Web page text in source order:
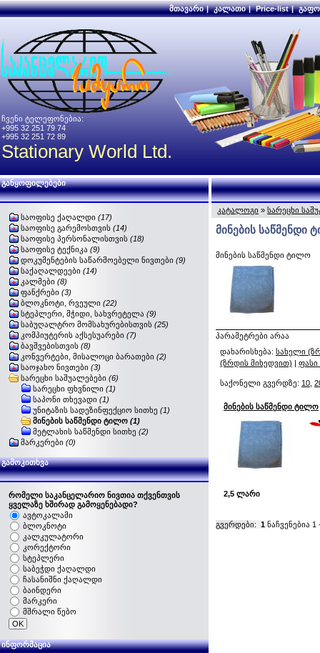
მთავარი | კალათი | Price-list |
ჩვენი ტელეფონებია:
+995 32 251 79 74
+995 32 251 72 89
Stationary World Ltd.
განყოფილებები
საოფისე ქაღალდი (17)
საოფისე გარემოსთვის (14)
საოფისე პერსონალისთვის (18)
საოფისე ტექნიკა (9)
დოკუმენტების საწარმოებელი ნივთები (9)
საქაღალდეები (14)
კალმები (8)
ფანქრები (3)
ბლოკნოტი, რვეული (22)
სტეპლერი, მჭიდი, სახვრეტელა (9)
საბუღალტრო მომსახურებისთვის (25)
კომპიუტერის აქსესუარები (7)
ბავშვებისთვის (8)
კონვერტები, მისალოცი ბარათები (2)
საოჯახო ნივთები (3)
სარეცხი საშუალებები (6)
სარეცხი ფხვნილი (1)
საპონი თხევადი (1)
უნიტაზის სადეზინფექციო სითხე (1)
მინების საწმენდი ტილო (1)
მეტლახის საწმენდი სითხე (2)
მარკერები (0)
გამოკითხვა
რომელი საკანცელარიო ნივთია თქვენთვის
ყველაზე ხშირად გამოყენებადი?
ავტოკალამი
ბლოკნოტი
კალკულატორი
კორექტორი
სტეპლერი
საბეჭდი ქაღალდი
ჩასანიშნი ქაღალდი
ბაინდერი
მარკერი
მშრალი წებო
ინფორმაცია
კატალოგი » სარეცხი
მინების საწმენდი
მინების საწმენდი ტილო
პარამეტრები არაა
დახარისხება: სახელი
(ზრდის მიხედვით) | ფასი
საქონელი გვერდზე: 10
მინების საწმენდი ტილო
2,5 ლარი
გვერდები: 1 ნაჩვენებია 1